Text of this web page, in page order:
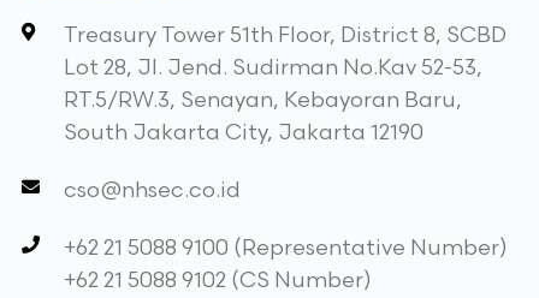
Treasury Tower 51th Floor, District 8, SCBD
Lot 28, Jl. Jend. Sudirman No.Kav 52-53,
RT.5/RW.3, Senayan, Kebayoran Baru,
South Jakarta City, Jakarta 12190
cso@nhsec.co.id
+62 21 5088 9100 (Representative Number)
+62 21 5088 9102 (CS Number)